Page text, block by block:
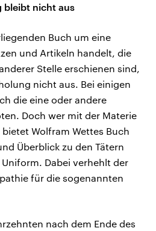
bleibt nicht aus
Buch um eine
und Artikeln handelt, die
Stelle erschienen sind,
nicht aus. Bei einigen
die eine oder andere
Doch wer mit der Materie
Wolfram Wettes Buch
Überblick zu den Tätern
Dabei verhehlt der
für die sogenannten
nach dem Ende des